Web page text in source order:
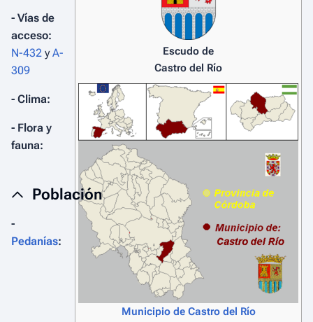
Escudo de
Castro del Río
Municipio de Castro del Río
- Vías de
acceso:
N-432 yA-
309
- Clima:
- Flora y
fauna:
Población
-
Pedanías: